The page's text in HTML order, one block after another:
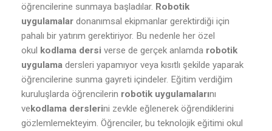
öğrencilerine sunmaya başladılar. Robotik
uygulamalar donanımsal ekipmanlar gerektirdiği için
pahalı bir yatırım gerektiriyor. Bu nedenle her özel
okul kodlama dersi verse de gerçek anlamda robotik
uygulama dersleri yapamıyor veya kısıtlı şekilde yaparak
öğrencilerine sunma gayreti içindeler. Eğitim verdiğim
kuruluşlarda öğrencilerin robotik uygulamalarını
vekodlama derslerini zevkle eğlenerek öğrendiklerini
gözlemlemekteyim. Öğrenciler, bu teknolojik eğitimi okul